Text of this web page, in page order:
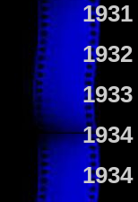
1931
1932
1933
1934
1934